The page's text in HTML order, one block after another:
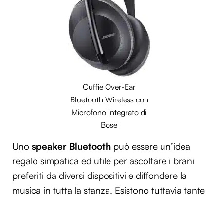
Cuffie Over-Ear
Bluetooth Wireless con
Microfono Integrato di
Bose
Uno speaker Bluetooth può essere un’idea
regalo simpatica ed utile per ascoltare i brani
preferiti da diversi dispositivi e diffondere la
musica in tutta la stanza. Esistono tuttavia tante